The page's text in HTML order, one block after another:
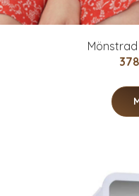
Mönstrad